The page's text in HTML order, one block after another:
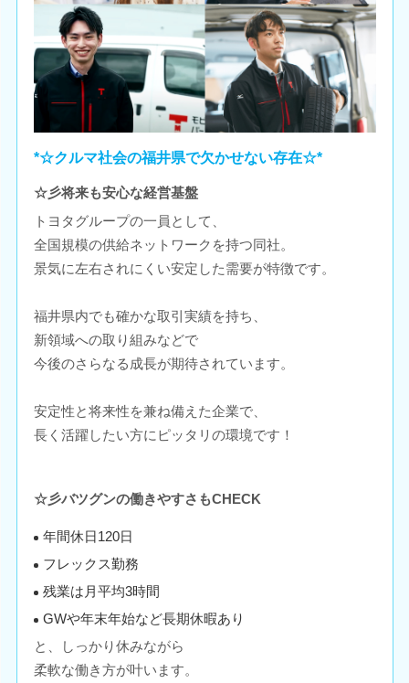
*☆クルマ社会の福井県で欠かせない存在☆*
☆彡将来も安心な経営基盤
トヨタグループの一員として、
全国規模の供給ネットワークを持つ同社。
景気に左右されにくい安定した需要が特徴です。
福井県内でも確かな取引実績を持ち、
新領域への取り組みなどで
今後のさらなる成長が期待されています。
安定性と将来性を兼ね備えた企業で、
長く活躍したい方にピッタリの環境です！
☆彡バツグンの働きやすさもCHECK
年間休日120日
フレックス勤務
残業は月平均3時間
GWや年末年始など長期休暇あり
と、しっかり休みながら
柔軟な働き方が叶います。